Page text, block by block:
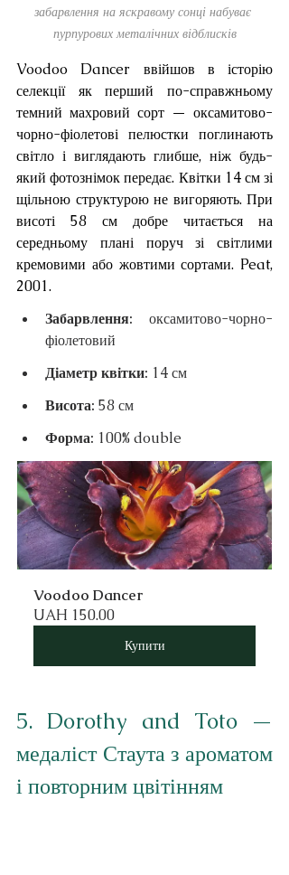
забарвлення на яскравому сонці набуває
пурпурових металічних відблисків
Voodoo Dancer ввійшов в історію
селекції як перший по-справжньому
темний махровий сорт — оксамитово-
чорно-фіолетові пелюстки поглинають
світло і виглядають глибше, ніж будь-
який фотознімок передає. Квітки 14 см зі
щільною структурою не вигоряють. При
висоті 58 см добре читається на
середньому плані поруч зі світлими
кремовими або жовтими сортами. Peat,
2001.
Забарвлення: оксамитово-чорно-
фіолетовий
Діаметр квітки: 14 см
Висота: 58 см
Форма: 100% double
Voodoo Dancer
UAH 150.00
Купити
5. Dorothy and Toto —
медаліст Стаута з ароматом
і повторним цвітінням